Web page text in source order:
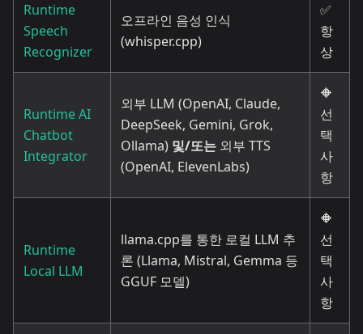
Runtime
Speech
Recognizer
오프라인 음성 인식
(whisper.cpp)
✅
항
상
Runtime AI
Chatbot
Integrator
외부 LLM (OpenAI, Claude,
DeepSeek, Gemini, Grok,
Ollama) 및/또는 외부 TTS
(OpenAI, ElevenLabs)
🔶
선
택
사
항
Runtime
Local LLM
llama.cpp를 통한 로컬 LLM 추
론 (Llama, Mistral, Gemma 등
GGUF 모델)
🔶
선
택
사
항